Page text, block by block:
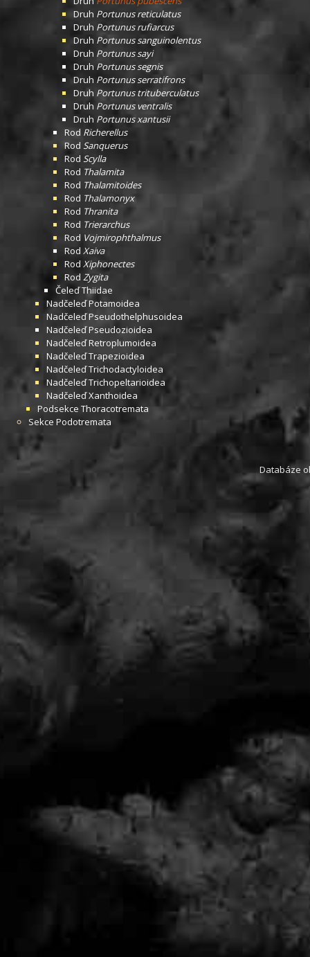
Druh Portunus reticulatus
Druh Portunus rufiarcus
Druh Portunus sanguinolentus
Druh Portunus sayi
Druh Portunus segnis
Druh Portunus serratifrons
Druh Portunus trituberculatus
Druh Portunus ventralis
Druh Portunus xantusii
Rod Richerellus
Rod Sanquerus
Rod Scylla
Rod Thalamita
Rod Thalamitoides
Rod Thalamonyx
Rod Thranita
Rod Trierarchus
Rod Vojmirophthalmus
Rod Xaiva
Rod Xiphonectes
Rod Zygita
ČeleďThiidae
NadčeleďPotamoidea
NadčeleďPseudothelphusoidea
NadčeleďPseudozioidea
NadčeleďRetroplumoidea
NadčeleďTrapezioidea
NadčeleďTrichodactyloidea
NadčeleďTrichopeltarioidea
NadčeleďXanthoidea
Podsekce Thoracotremata
Sekce Podotremata
Databáze